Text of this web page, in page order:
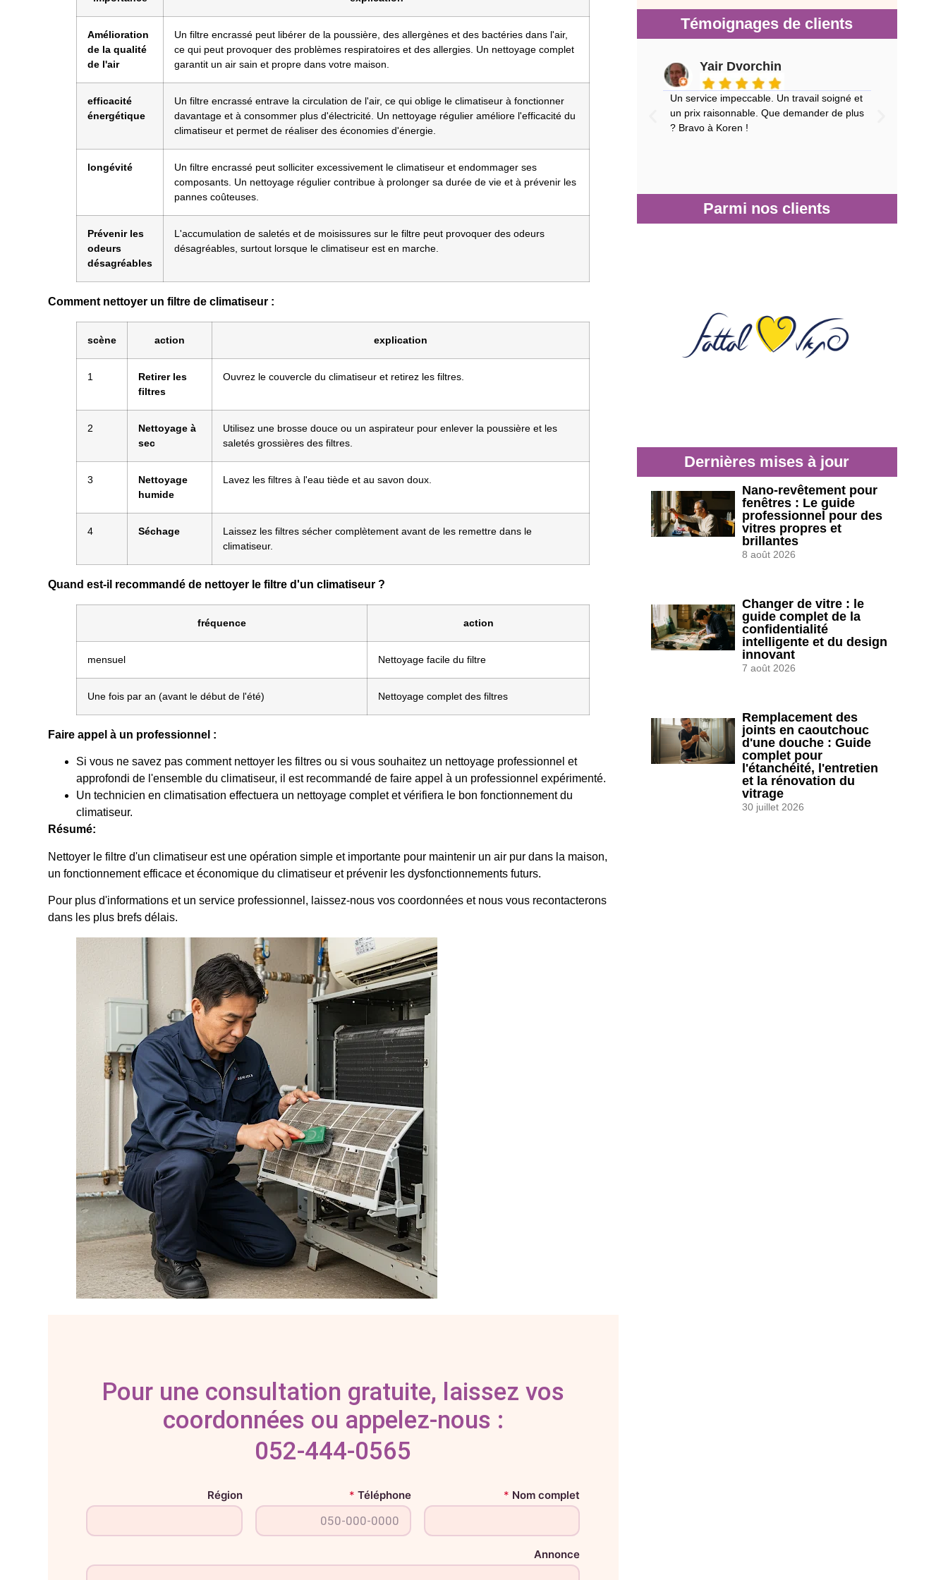
Amélioration
de la qualité
de l'air
Un filtre encrassé peut libérer de la poussière, des allergènes et des bactéries dans l'air,
ce qui peut provoquer des problèmes respiratoires et des allergies. Un nettoyage complet
garantit un air sain et propre dans votre maison.
efficacité
énergétique
Un filtre encrassé entrave la circulation de l'air, ce qui oblige le climatiseur à fonctionner
davantage et à consommer plus d'électricité. Un nettoyage régulier améliore l'efficacité du
climatiseur et permet de réaliser des économies d'énergie.
longévité
Un filtre encrassé peut solliciter excessivement le climatiseur et endommager ses
composants. Un nettoyage régulier contribue à prolonger sa durée de vie et à prévenir les
pannes coûteuses.
Prévenir les
odeurs
désagréables
L'accumulation de saletés et de moisissures sur le filtre peut provoquer des odeurs
désagréables, surtout lorsque le climatiseur est en marche.
Comment nettoyer un filtre de climatiseur :
scène action explication
1
Retirer les
filtres
Ouvrez le couvercle du climatiseur et retirez les filtres.
2
Nettoyage à
sec
Utilisez une brosse douce ou un aspirateur pour enlever la poussière et les
saletés grossières des filtres.
3
Nettoyage
humide
Lavez les filtres à l'eau tiède et au savon doux.
4 Séchage
Laissez les filtres sécher complètement avant de les remettre dans le
climatiseur.
Quand est-il recommandé de nettoyer le filtre d'un climatiseur ?
fréquence action
mensuel Nettoyage facile du filtre
Une fois par an (avant le début de l'été) Nettoyage complet des filtres
Faire appel à un professionnel :
Si vous ne savez pas comment nettoyer les filtres ou si vous souhaitez un nettoyage professionnel et
approfondi de l'ensemble du climatiseur, il est recommandé de faire appel à un professionnel expérimenté.
Un technicien en climatisation effectuera un nettoyage complet et vérifiera le bon fonctionnement du
climatiseur.
Résumé:
Nettoyer le filtre d'un climatiseur est une opération simple et importante pour maintenir un air pur dans la maison,
un fonctionnement efficace et économique du climatiseur et prévenir les dysfonctionnements futurs.
Pour plus d'informations et un service professionnel, laissez-nous vos coordonnées et nous vous recontacterons
dans les plus brefs délais.
Pour une consultation gratuite, laissez vos
coordonnées ou appelez-nous :
052-444-0565
Nom complet
*
Téléphone
* N
o
é
é
p
Région
Annonce
Témoignages de clients
Yair Dvorchin
Un service impeccable. Un travail soigné et
un prix raisonnable. Que demander de plus
? Bravo à Koren !
Parmi nos clients
Dernières mises à jour
Nano-revêtement pour
fenêtres : Le guide
professionnel pour des
vitres propres et
brillantes
8 août 2026
Changer de vitre : le
guide complet de la
confidentialité
intelligente et du design
innovant
7 août 2026
Remplacement des
joints en caoutchouc
d'une douche : Guide
complet pour
l'étanchéité, l'entretien
et la rénovation du
vitrage
30 juillet 2026